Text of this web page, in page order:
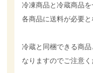
冷凍商品と冷蔵商品
各商品に送料が必要と
冷蔵と同梱できる商
なりますのでご注意く